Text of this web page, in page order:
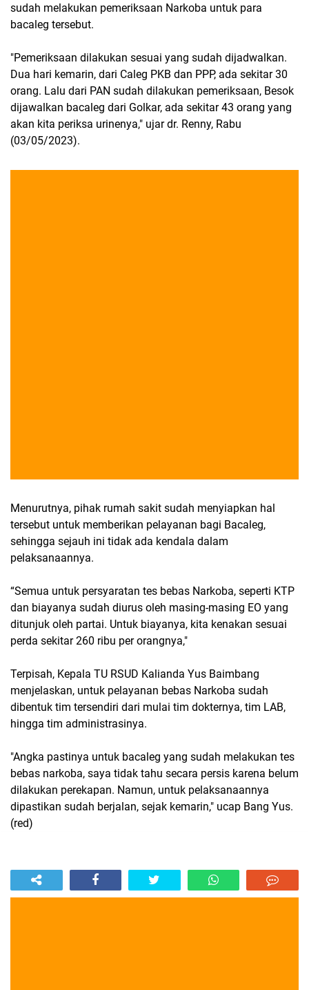
sudah melakukan pemeriksaan Narkoba untuk para
bacaleg tersebut.
"Pemeriksaan dilakukan sesuai yang sudah dijadwalkan.
Dua hari kemarin, dari Caleg PKB dan PPP, ada sekitar 30
orang. Lalu dari PAN sudah dilakukan pemeriksaan, Besok
dijawalkan bacaleg dari Golkar, ada sekitar 43 orang yang
akan kita periksa urinenya," ujar dr. Renny, Rabu
(03/05/2023).
Menurutnya, pihak rumah sakit sudah menyiapkan hal
tersebut untuk memberikan pelayanan bagi Bacaleg,
sehingga sejauh ini tidak ada kendala dalam
pelaksanaannya.
“Semua untuk persyaratan tes bebas Narkoba, seperti KTP
dan biayanya sudah diurus oleh masing-masing EO yang
ditunjuk oleh partai. Untuk biayanya, kita kenakan sesuai
perda sekitar 260 ribu per orangnya,"
Terpisah, Kepala TU RSUD Kalianda Yus Baimbang
menjelaskan, untuk pelayanan bebas Narkoba sudah
dibentuk tim tersendiri dari mulai tim dokternya, tim LAB,
hingga tim administrasinya.
"Angka pastinya untuk bacaleg yang sudah melakukan tes
bebas narkoba, saya tidak tahu secara persis karena belum
dilakukan perekapan. Namun, untuk pelaksanaannya
dipastikan sudah berjalan, sejak kemarin," ucap Bang Yus.
(red)